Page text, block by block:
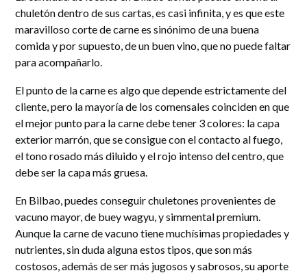
chuletón dentro de sus cartas, es casi infinita, y es que este
maravilloso corte de carne es sinónimo de una buena
comida y por supuesto, de un buen vino, que no puede faltar
para acompañarlo.
El punto de la carne es algo que depende estrictamente del
cliente, pero la mayoría de los comensales coinciden en que
el mejor punto para la carne debe tener 3 colores: la capa
exterior marrón, que se consigue con el contacto al fuego,
el tono rosado más diluido y el rojo intenso del centro, que
debe ser la capa más gruesa.
En Bilbao, puedes conseguir chuletones provenientes de
vacuno mayor, de buey wagyu, y simmental premium.
Aunque la carne de vacuno tiene muchísimas propiedades y
nutrientes, sin duda alguna estos tipos, que son más
costosos, además de ser más jugosos y sabrosos, su aporte